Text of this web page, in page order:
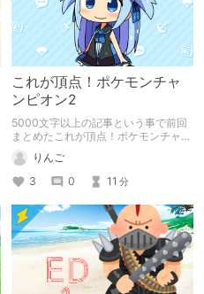
これが頂点！ポケモンチャ
ンピオン2
5000文字以上の記事という事で前回
まとめたこれが頂点！ポケモンチャン
ンの続編を紹介します
りんご
3
0 11 分